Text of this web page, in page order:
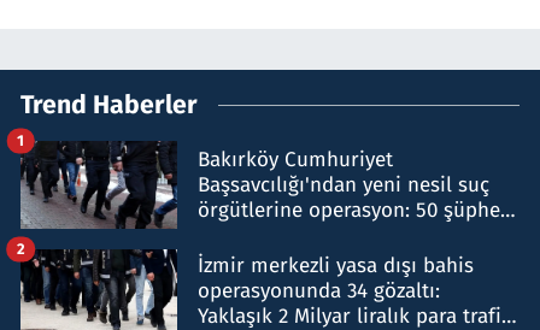
Trend Haberler
Bakırköy Cumhuriyet
Başsavcılığı'ndan yeni nesil suç
örgütlerine operasyon: 50 şüpheli
1
İzmir merkezli yasa dışı bahis
operasyonunda 34 gözaltı:
Yaklaşık 2 Milyar liralık para trafiği
2